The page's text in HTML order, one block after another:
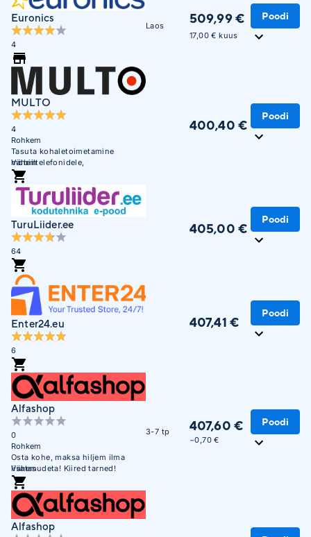
Euronics
4
Laos 509,99 €
17,00 € kuus
Poodi
MULTO
4
Rohkem
Tasuta kohaletoimetamine
mobiiltelefonidele,
tahvelarvutitele ja sülearvutitele
alates 300 EUR-st Unisendi
pakiautomaatidesse
Vähem
400,40 €
Poodi
TuruLiider.ee
64
405,00 €
Poodi
Enter24.eu
6
407,41 €
Poodi
Alfashop
0
Rohkem
Osta kohe, maksa hiljem ilma
lisatasudeta! Kiired tarned!
Vähem
3-7 tp 407,60 €
−0,70 €
Poodi
Alfashop